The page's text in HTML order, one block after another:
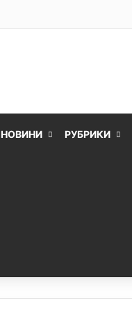
НОВИНИ РУБРИКИ